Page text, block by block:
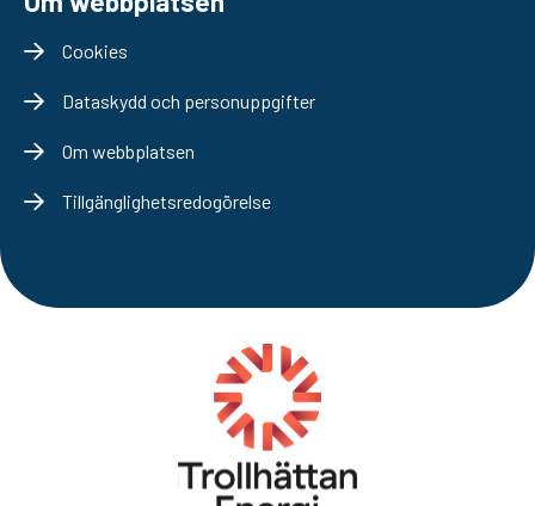
Cookies
Dataskydd och personuppgifter
Om webbplatsen
Tillgänglighetsredogörelse